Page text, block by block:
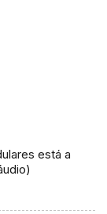
está a